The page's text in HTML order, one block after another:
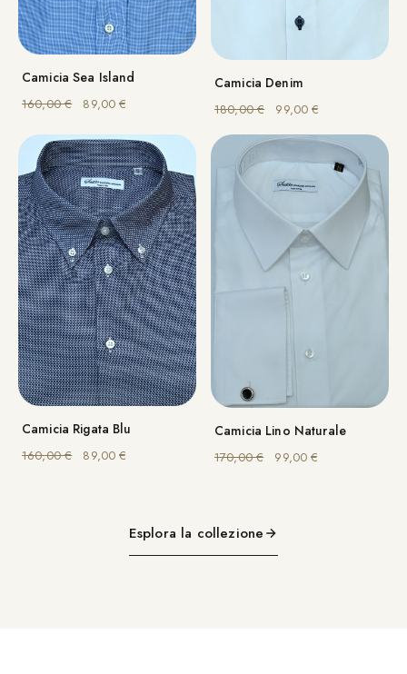
Camicia Sea Island
160,00€ Il prezzo originale era: 160,00 €.
89,00€
Camicia Denim
180,00€ Il prezzo originale era:
99,00€
Camicia Rigata Blu
160,00€ Il prezzo originale era: 160,00 €.
89,00€ Il prezzo attuale è: 89,00 €.
Camicia Lino Naturale
170,00€ Il prezzo originale era:
99,00€
Esplora la collezione